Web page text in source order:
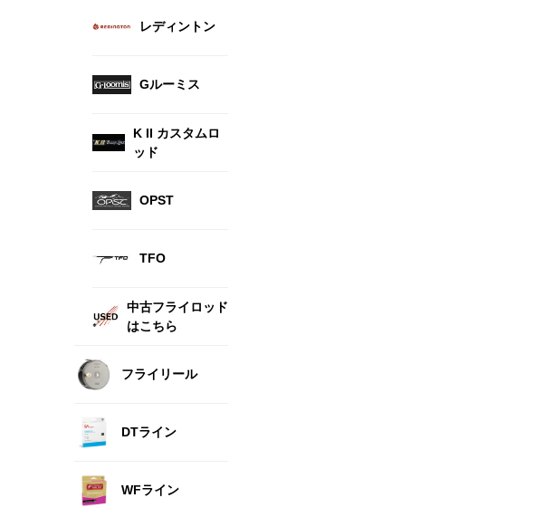
レディントン
Gルーミス
K II カスタムロ
ッド
OPST
TFO
中古フライロッド
はこちら
フライリール
DTライン
WFライン